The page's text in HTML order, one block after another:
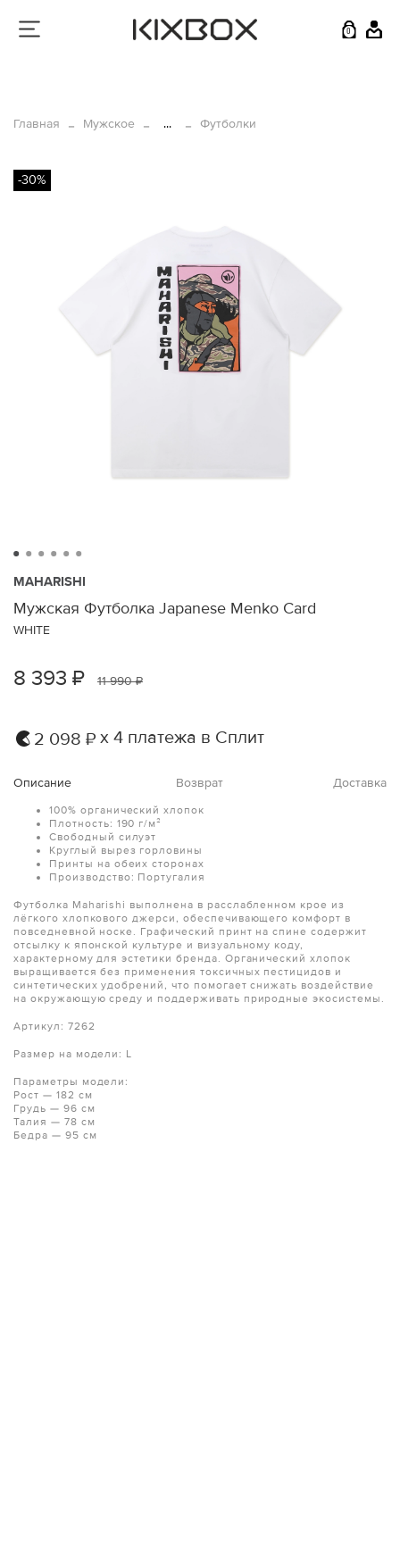
0
Главная Мужское ... Футболки
-30%
MAHARISHI
Мужская Футболка Japanese Menko Card
WHITE
8 393 ₽ 11 990 ₽
2 098 ₽ х 4 платежа в Сплит
Описание Возврат Доставка
100% органический хлопок
Плотность: 190 г/м²
Свободный силуэт
Круглый вырез горловины
Принты на обеих сторонах
Производство: Португалия
Футболка Maharishi выполнена в расслабленном крое из
лёгкого хлопкового джерси, обеспечивающего комфорт в
повседневной носке. Графический принт на спине содержит
отсылку к японской культуре и визуальному коду,
характерному для эстетики бренда. Органический хлопок
выращивается без применения токсичных пестицидов и
синтетических удобрений, что помогает снижать воздействие
на окружающую среду и поддерживать природные экосистемы.
Артикул: 7262
Размер на модели: L
Параметры модели:
Рост — 182 см
Грудь — 96 см
Талия — 78 см
Бедра — 95 см